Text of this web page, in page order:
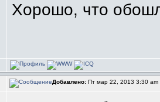
Хорошо, что
Добавлено: Пт мар 22, 2013 3:30 am